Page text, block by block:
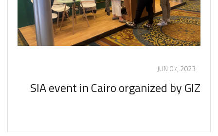
JUN 07, 2023
SIA event in Cairo organized by GIZ